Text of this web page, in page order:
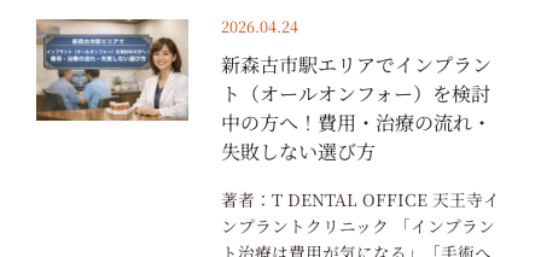
2026.04.24
新森古市駅エリアでインプラン
ト（オールオンフォー）を検討
中の方へ！費用・治療の流れ・
失敗しない選び方
著者：T DENTAL OFFICE 天王寺イ
ンプラントクリニック 「インプラン
ト治療は費用が気になる」「手術へ